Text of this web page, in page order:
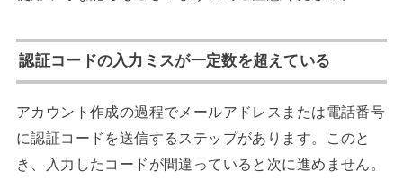
認証コードの入力ミスが一定数を超えている
アカウント作成の過程でメールアドレスまたは電話番号
に認証コードを送信するステップがあります。このと
き、入力したコードが間違っていると次に進めません。